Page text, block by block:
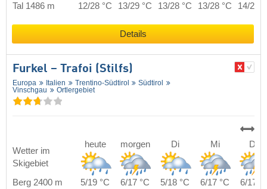
Tal 1486 m
12/28 °C 13/29 °C 13/28 °C 13/28 °C 14/28
Details
Furkel – Trafoi (Stilfs)
Europa Italien Trentino-Südtirol
Südtirol
Vinschgau
Ortlergebiet
Wetter im
Skigebiet
heute morgen Di Mi Do
Berg 2400 m 5/19 °C 6/17 °C 5/18 °C 6/17 °C
6/17